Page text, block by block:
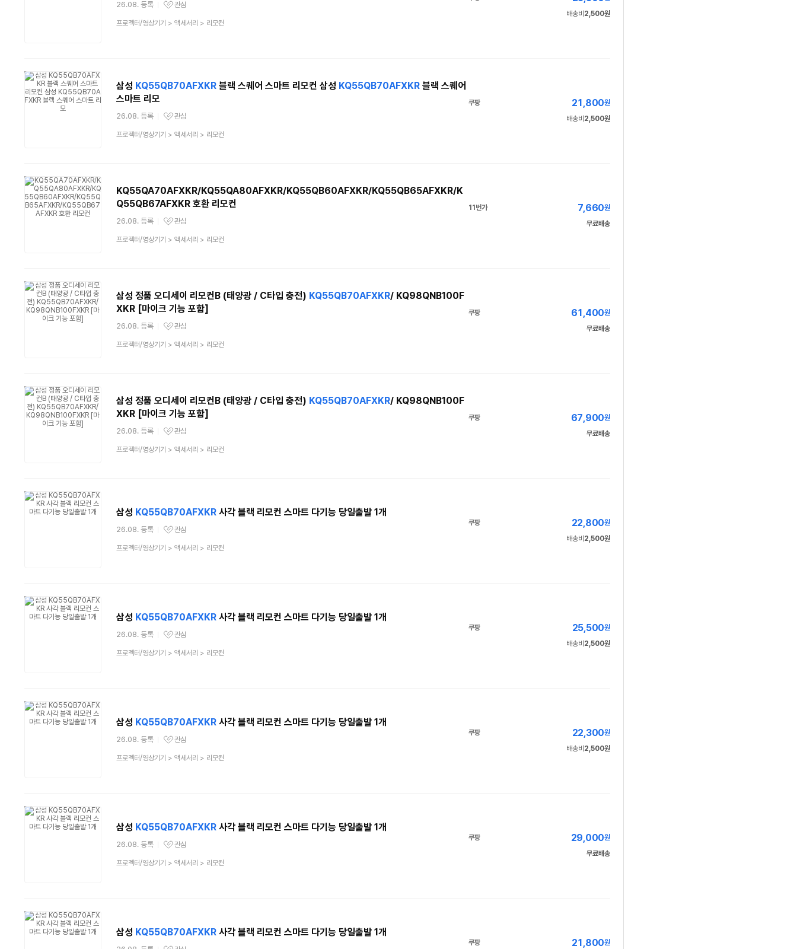
26.08. 등록
관심상품
관심
상
프로젝터/영상기기 > 액세서리 > 리모컨
배송비 2,500원
삼성 KQ55QB70AFXKR블랙 스퀘어 스마트 리모컨 삼성 KQ55QB70AFXKR블랙 스퀘어
스마트 리모
26.08. 등록
관심상품
관심
상
프로젝터/영상기기 > 액세서리 > 리모컨
쿠팡 21,800원
배송비 2,500원
KQ55QA70AFXKR/KQ55QA80AFXKR/KQ55QB60AFXKR/KQ55QB65AFXKR/K
Q55QB67AFXKR 호환 리모컨
26.08. 등록
관심상품
관심
상
프로젝터/영상기기 > 액세서리 > 리모컨
11번가 7,660원
무료배송
삼성 정품 오디세이 리모컨B (태양광 / C타입 충전) KQ55QB70AFXKR/ KQ98QNB100F
XKR [마이크 기능 포함]
26.08. 등록
관심상품
관심
상
프로젝터/영상기기 > 액세서리 > 리모컨
쿠팡 61,400원
무료배송
삼성 정품 오디세이 리모컨B (태양광 / C타입 충전) KQ55QB70AFXKR/ KQ98QNB100F
XKR [마이크 기능 포함]
26.08. 등록
관심상품
관심
상
프로젝터/영상기기 > 액세서리 > 리모컨
쿠팡 67,900원
무료배송
삼성 KQ55QB70AFXKR사각 블랙 리모컨 스마트 다기능 당일출발 1개
26.08. 등록
관심상품
관심
상
프로젝터/영상기기 > 액세서리 > 리모컨
쿠팡 22,800원
배송비 2,500원
삼성 KQ55QB70AFXKR사각 블랙 리모컨 스마트 다기능 당일출발 1개
26.08. 등록
관심상품
관심
상
프로젝터/영상기기 > 액세서리 > 리모컨
쿠팡 25,500원
배송비 2,500원
삼성 KQ55QB70AFXKR사각 블랙 리모컨 스마트 다기능 당일출발 1개
26.08. 등록
관심상품
관심
상
프로젝터/영상기기 > 액세서리 > 리모컨
쿠팡 22,300원
배송비 2,500원
삼성 KQ55QB70AFXKR사각 블랙 리모컨 스마트 다기능 당일출발 1개
26.08. 등록
관심상품
관심
상
프로젝터/영상기기 > 액세서리 > 리모컨
쿠팡 29,000원
무료배송
삼성 KQ55QB70AFXKR사각 블랙 리모컨 스마트 다기능 당일출발 1개
쿠팡 21,800원